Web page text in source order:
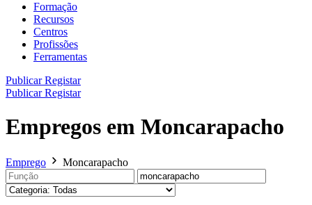
Formação
Recursos
Centros
Profissões
Ferramentas
PublicarRegistar
PublicarRegistar
Empregos em Moncarapacho
Emprego Moncarapacho